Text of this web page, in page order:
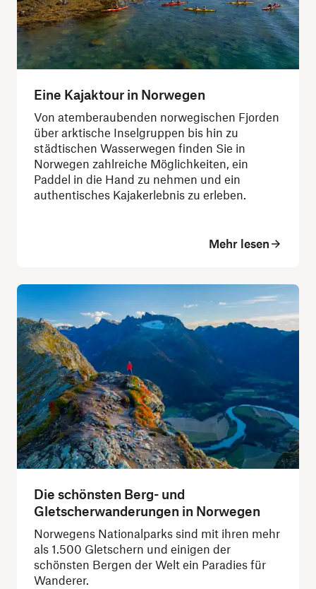
Eine Kajaktour in Norwegen
Von atemberaubenden norwegischen Fjorden
über arktische Inselgruppen bis hin zu
städtischen Wasserwegen finden Sie in
Norwegen zahlreiche Möglichkeiten, ein
Paddel in die Hand zu nehmen und ein
authentisches Kajakerlebnis zu erleben.
Mehr lesen
Die schönsten Berg- und
Gletscherwanderungen in Norwegen
Norwegens Nationalparks sind mit ihren mehr
als 1.500 Gletschern und einigen der
schönsten Bergen der Welt ein Paradies für
Wanderer.